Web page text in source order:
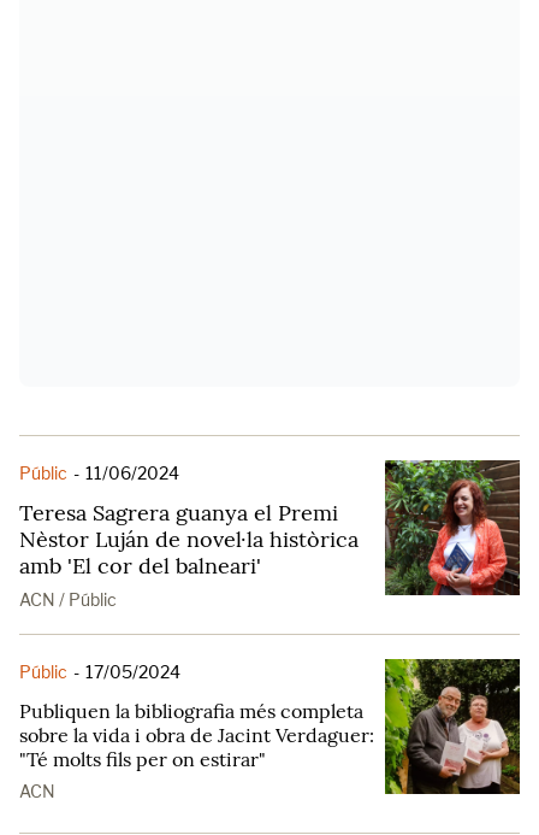
Públic - 11/06/2024
Teresa Sagrera guanya el Premi
Nèstor Luján de novel·la històrica
amb 'El cor del balneari'
ACN / Públic
Públic - 17/05/2024
Publiquen la bibliografia més completa
sobre la vida i obra de Jacint Verdaguer:
"Té molts fils per on estirar"
ACN